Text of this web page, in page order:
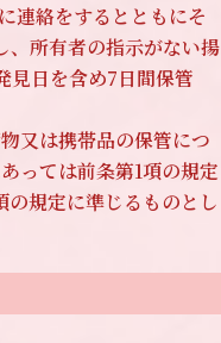
連絡をするとともにそ
、所有者の指示がない揚
見日を含め7日間保管
又は携帯品の保管につ
っては前条第1項の規定
規定に準じるものとし